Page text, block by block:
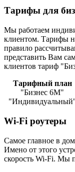
Тарифы для
Мы работаем
клиентом. Тарифы
правило
представить Вам
клиентов тариф
Тарифный план
"Бизнес 6М"
Wi-Fi роутеры
Самое главное в
Имено от этого
скорость Wi-Fi. Мы